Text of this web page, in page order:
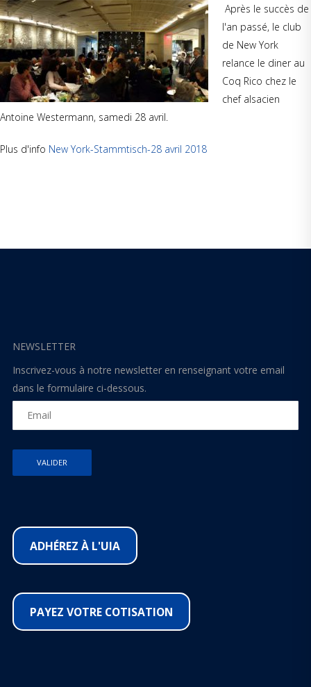
Après le succès de
l'an passé, le club
de New York
relance le diner au
Coq Rico chez le
chef alsacien
Antoine Westermann, samedi 28 avril.
Plus d'info New York-Stammtisch-28 avril 2018
NEWSLETTER
Inscrivez-vous à notre newsletter en renseignant votre email
dans le formulaire ci-dessous.
ADHÉREZ À L'UIA
PAYEZ VOTRE COTISATION